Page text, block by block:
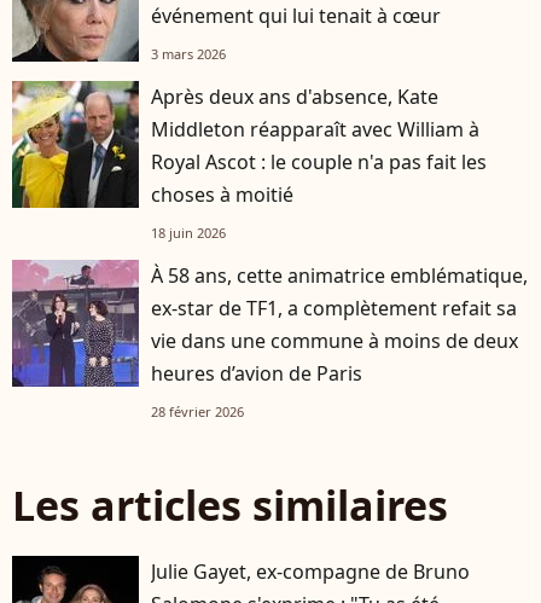
événement qui lui tenait à cœur
3 mars 2026
Après deux ans d'absence, Kate
Middleton réapparaît avec William à
Royal Ascot : le couple n'a pas fait les
choses à moitié
18 juin 2026
À 58 ans, cette animatrice emblématique,
ex-star de TF1, a complètement refait sa
vie dans une commune à moins de deux
heures d’avion de Paris
28 février 2026
Les articles similaires
Julie Gayet, ex-compagne de Bruno